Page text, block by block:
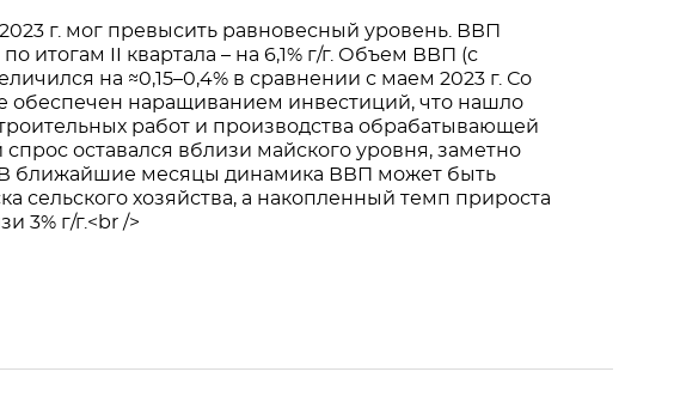
г. мог превысить равновесный уровень. ВВП
итогам II квартала – на 6,1% г/г. Объем ВВП (с
на ≈0,15–0,4% в сравнении с маем 2023 г. Со
обеспечен наращиванием инвестиций, что нашло
работ и производства обрабатывающей
оставался вблизи майского уровня, заметно
В ближайшие месяцы динамика ВВП может быть
сельского хозяйства, а накопленный темп прироста
3% г/г.<br />